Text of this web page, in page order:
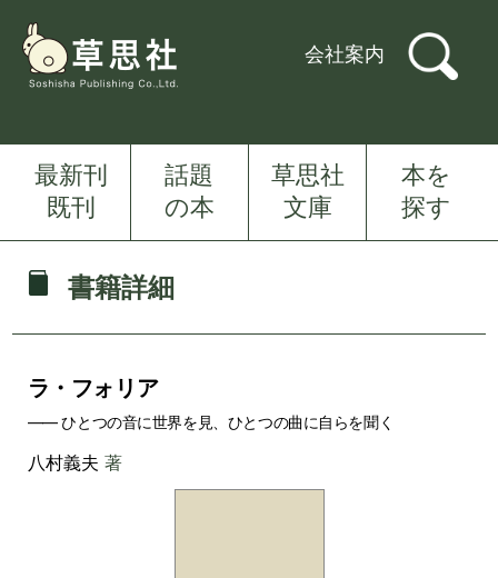
会社案内
最新刊
既刊
話題
の本
草思社
文庫
本を
探す
書籍詳細
ラ・フォリア
―― ひとつの音に世界を見、ひとつの曲に自らを聞く
八村義夫 著